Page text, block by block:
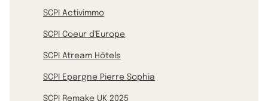
SCPI Activimmo
SCPI Coeur d'Europe
SCPI Atream Hôtels
SCPI Epargne Pierre Sophia
SCPI Remake UK 2025